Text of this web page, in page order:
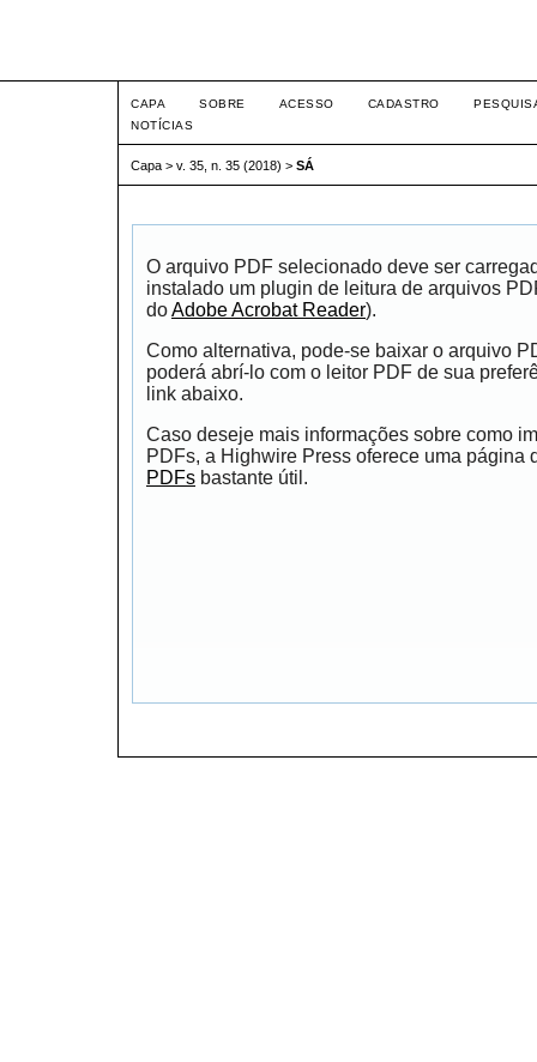
CAPA SOBRE ACESSO CADASTRO
NOTÍCIAS
Capa > v. 35, n. 35 (2018) > SÁ
O arquivo PDF selecionado deve ser
instalado um plugin de leitura de arquivos
doAdobe Acrobat Reader).
Como alternativa, pode-se baixar o arquivo
poderá abrí-lo com o leitor PDF de sua
link abaixo.
Caso deseje mais informações sobre como
PDFs, a Highwire Press oferece uma página
PDFs bastante útil.